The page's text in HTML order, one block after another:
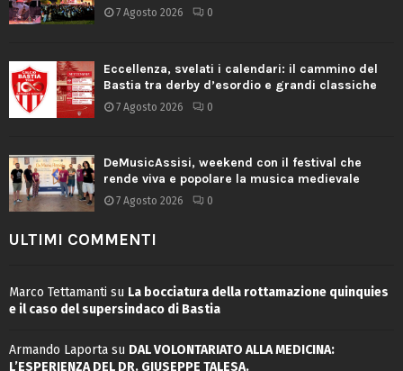
7 Agosto 2026 0
Eccellenza, svelati i calendari: il cammino del
Bastia tra derby d’esordio e grandi classiche
7 Agosto 2026 0
DeMusicAssisi, weekend con il festival che
rende viva e popolare la musica medievale
7 Agosto 2026 0
ULTIMI COMMENTI
Marco Tettamanti su La bocciatura della rottamazione quinquies
e il caso del supersindaco di Bastia
Armando Laporta su DAL VOLONTARIATO ALLA MEDICINA:
L’ESPERIENZA DEL DR. GIUSEPPE TALESA.